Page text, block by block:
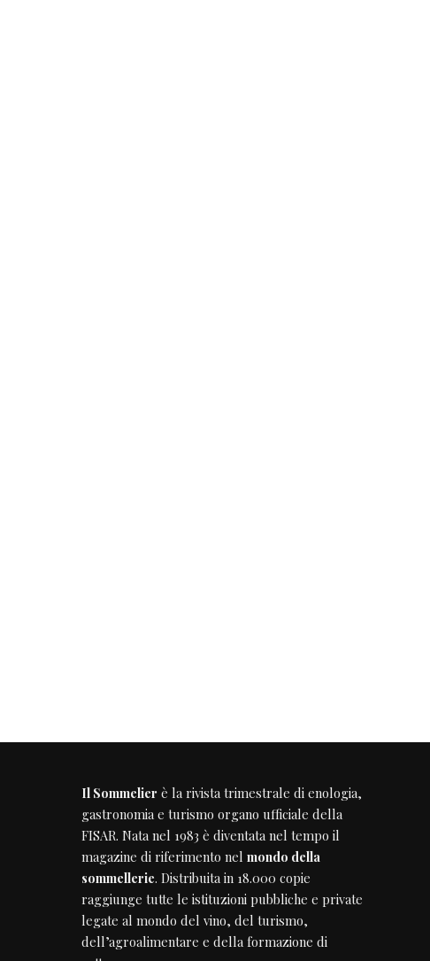
Il Sommelier è la rivista trimestrale di enologia,
gastronomia e turismo organo ufficiale della
FISAR. Nata nel 1983 è diventata nel tempo il
magazine di riferimento nel mondo della
sommellerie. Distribuita in 18.000 copie
raggiunge tutte le istituzioni pubbliche e private
legate al mondo del vino, del turismo,
dell’agroalimentare e della formazione di